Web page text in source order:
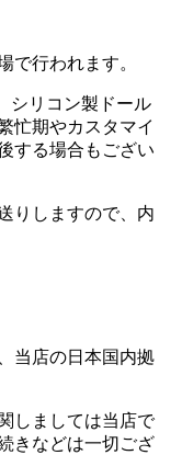
で行われます。
シリコン製ドール
忙期やカスタマイ
する場合もござい
りしますので、内
当店の日本国内拠
しましては当店で
きなどは一切ござ